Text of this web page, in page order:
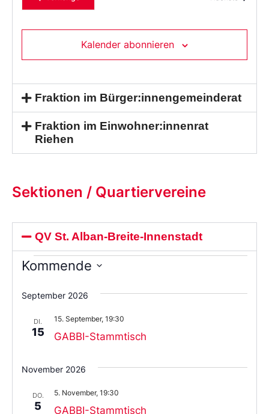
Kalender abonnieren
Fraktion im Bürger:innengemeinderat
Fraktion im Einwohner:innenrat
Riehen
Sektionen / Quartiervereine
QV St. Alban-Breite-Innenstadt
Kommende
Sie
das
aus.
September 2026
DI.
15 GABBI-Stammtisch
15. September, 19:30
November 2026
DO.
5 GABBI-Stammtisch
5. November, 19:30